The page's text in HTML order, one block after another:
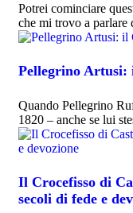
Potrei cominciare
che mi trovo a
Pellegrino
Quando Pellegrino
1820 – anche se lui
Il Crocefisso di
secoli di fede e